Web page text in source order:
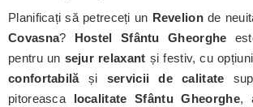
Planificați să petreceți un Revelionde
Covasna? Hostel Sfântu Gheorghe
pentru un sejur relaxant și festiv, cu
confortabilăși servicii de calitate
pitoreasca localitate Sfântu Gheorghe,